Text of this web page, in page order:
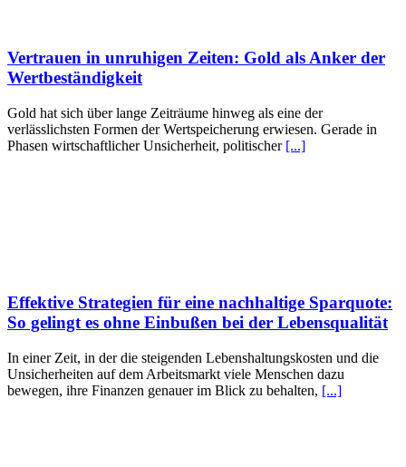
Vertrauen in unruhigen Zeiten: Gold als Anker der
Wertbeständigkeit
Gold hat sich über lange Zeiträume hinweg als eine der
verlässlichsten Formen der Wertspeicherung erwiesen. Gerade in
Phasen wirtschaftlicher Unsicherheit, politischer [...]
Effektive Strategien für eine nachhaltige Sparquote:
So gelingt es ohne Einbußen bei der Lebensqualität
In einer Zeit, in der die steigenden Lebenshaltungskosten und die
Unsicherheiten auf dem Arbeitsmarkt viele Menschen dazu
bewegen, ihre Finanzen genauer im Blick zu behalten, [...]